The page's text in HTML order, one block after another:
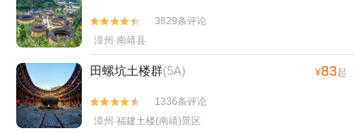


3829条评论
漳州·南靖县
田螺坑土楼群(5A) ¥83起


1336条评论
漳州·福建土楼(南靖)景区